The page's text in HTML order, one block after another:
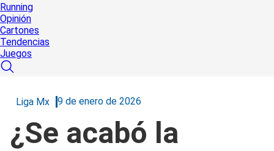
Running
Opinión
Cartones
Tendencias
Juegos
Liga Mx 9 de enero de 2026
¿Se acabó la